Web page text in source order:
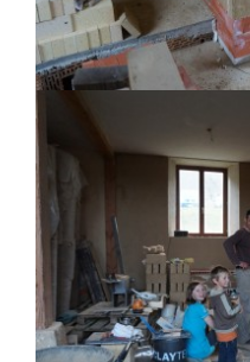
Poele de
Devay
Poêle de
chauffant
Heusy
Poêle de
Oxalibre S